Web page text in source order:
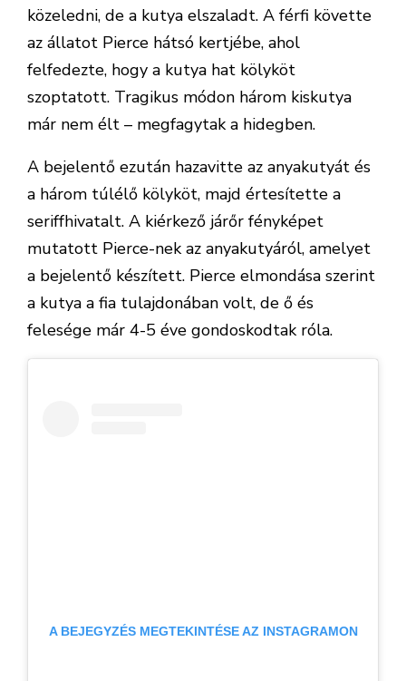
közeledni, de a kutya elszaladt. A férfi követte
az állatot Pierce hátsó kertjébe, ahol
felfedezte, hogy a kutya hat kölyköt
szoptatott. Tragikus módon három kiskutya
már nem élt – megfagytak a hidegben.
A bejelentő ezután hazavitte az anyakutyát és
a három túlélő kölyköt, majd értesítette a
seriffhivatalt. A kiérkező járőr fényképet
mutatott Pierce-nek az anyakutyáról, amelyet
a bejelentő készített. Pierce elmondása szerint
a kutya a fia tulajdonában volt, de ő és
felesége már 4-5 éve gondoskodtak róla.
A BEJEGYZÉS MEGTEKINTÉSE AZ INSTAGRAMON